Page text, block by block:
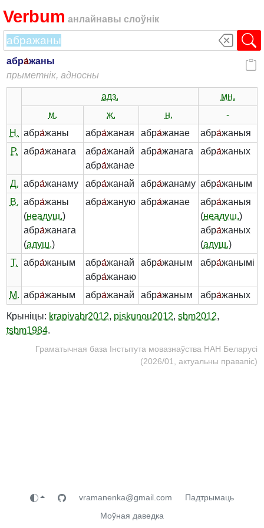
Verbum анлайнавы слоўнік
абра́жаны
прыметнік, адносны
адз.
мн.
м.
ж. н.
-
Н. абра́жаны абра́жаная абра́жанае абра́жаныя
Р.
абра́жанага абра́жанай
абра́жанае
абра́жанага абра́жаных
Д. абра́жанаму абра́жанай абра́жанаму абра́жаным
В. абра́жаны
(неадуш.)
абра́жанага
(адуш.)
абра́жаную абра́жанае абра́жаныя
(неадуш.)
абра́жаных
(адуш.)
Т.
абра́жаным абра́жанай
абра́жанаю
абра́жаным абра́жанымі
М. абра́жаным абра́жанай абра́жаным абра́жаных
Крыніцы: krapivabr2012, piskunou2012, sbm2012,
tsbm1984.
Граматычная база Інстытута мовазнаўства НАН Беларусі
(2026/01, актуальны правапіс)
vramanenka@gmail.com
Падтрымаць
Моўная даведка